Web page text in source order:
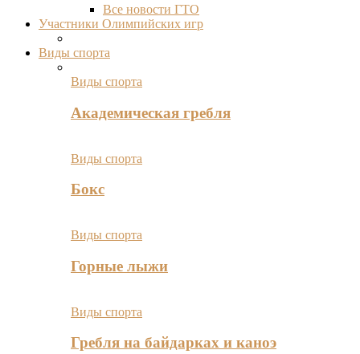
Все новости ГТО
Участники Олимпийских игр
Виды спорта
Виды спорта
Академическая гребля
Виды спорта
Бокс
Виды спорта
Горные лыжи
Виды спорта
Гребля на байдарках и каноэ